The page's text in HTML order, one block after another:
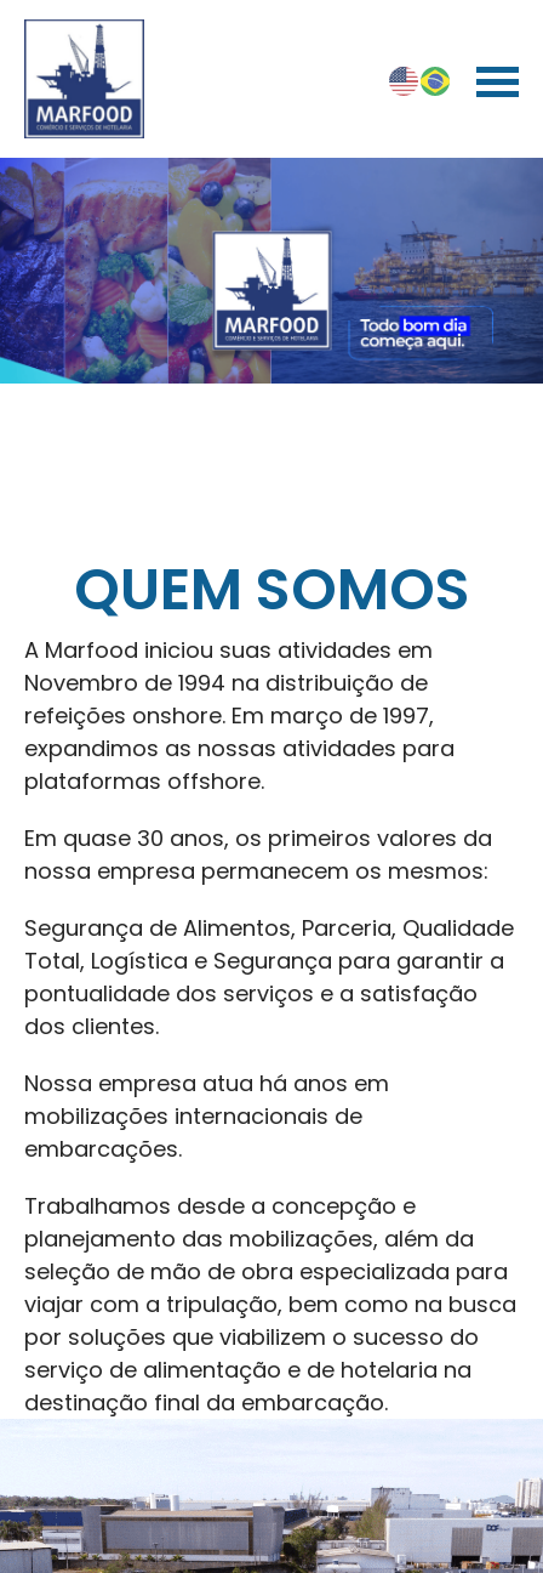
QUEM SOMOS
A Marfood iniciou suas atividades em
Novembro de 1994 na distribuição de
refeições onshore. Em março de 1997,
expandimos as nossas atividades para
plataformas offshore.
Em quase 30 anos, os primeiros valores da
nossa empresa permanecem os mesmos:
Segurança de Alimentos, Parceria, Qualidade
Total, Logística e Segurança para garantir a
pontualidade dos serviços e a satisfação
dos clientes.
Nossa empresa atua há anos em
mobilizações internacionais de
embarcações.
Trabalhamos desde a concepção e
planejamento das mobilizações, além da
seleção de mão de obra especializada para
viajar com a tripulação, bem como na busca
por soluções que viabilizem o sucesso do
serviço de alimentação e de hotelaria na
destinação final da embarcação.